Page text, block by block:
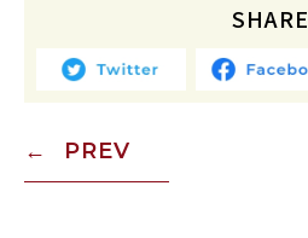
SHARE
PREV